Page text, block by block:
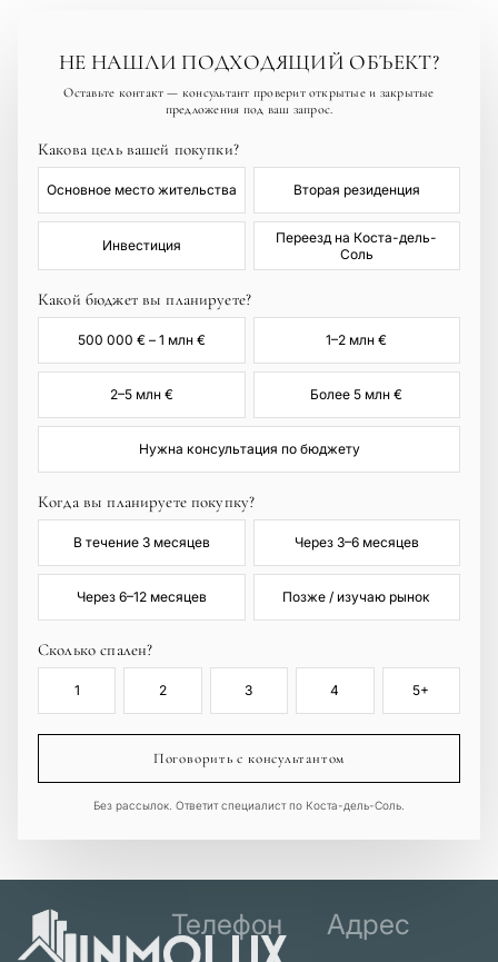
НЕ НАШЛИ ПОДХОДЯЩИЙ ОБЪЕКТ?
Оставьте контакт — консультант проверит открытые и закрытые
предложения под ваш запрос.
Какова цель вашей покупки?
Основное место жительства Вторая резиденция
Инвестиция
Переезд на Коста-дель-
Соль
Какой бюджет вы планируете?
500 000 € – 1 млн € 1–2 млн €
2–5 млн € Более 5 млн €
Нужна консультация по бюджету
Когда вы планируете покупку?
В течение 3 месяцев Через 3–6 месяцев
Через 6–12 месяцев Позже / изучаю рынок
Сколько спален?
1 2 3 4 5+
Поговорить с консультантом
Без рассылок. Ответит специалист по Коста-дель-Соль.
Телефон Адрес